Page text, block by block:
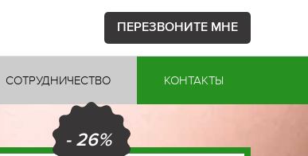
ПЕРЕЗВОНИТЕ МНЕ
СОТРУДНИЧЕСТВО КОНТАКТЫ
- 26%